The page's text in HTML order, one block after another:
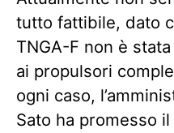
tutto fattibile, dato
TNGA-F non è
ai propulsori
ogni caso,
Sato ha promesso